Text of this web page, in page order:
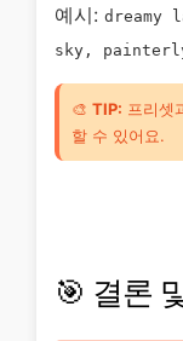
예시: dreamy
sky,
🎨 TIP: 프리셋
할 수 있어요.
🎯 결론